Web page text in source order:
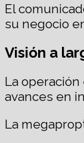
El
su negocio
Visión a
La
avances en
La